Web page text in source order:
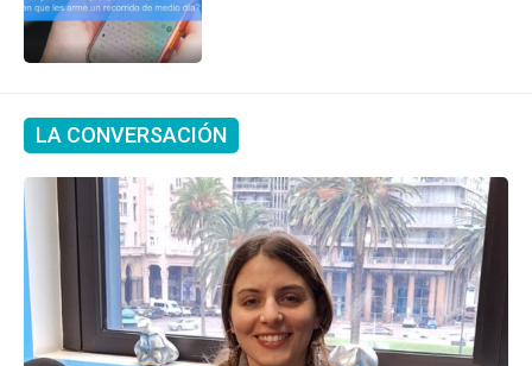
LA CONVERSACIÓN